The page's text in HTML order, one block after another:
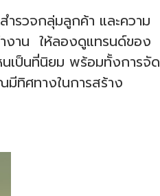
ำรวจกลุ่มลูกค้า และความ
าน ให้ลองดูแทรนด์ของ
เป็นที่นิยม พร้อมทั้งการจัด
ทิศทางในการสร้าง